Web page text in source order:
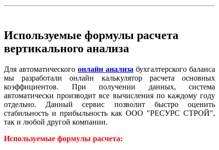
Используемые формулы расчета
вертикального анализа
Для автоматического онлайн анализа бухгалтерского баланса
мы разработали онлайн калькулятор расчета основных
коэффициентов. При получении данных, система
автоматически производит все вычисления по каждому году
отдельно. Данный сервис позволит быстро оценить
стабильность и прибыльность как ООО "РЕСУРС СТРОЙ",
так и любой другой компании.
Используемые формулы расчета: